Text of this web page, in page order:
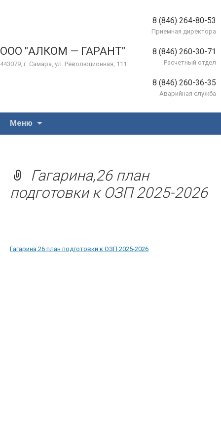
ООО "АЛКОМ — ГАРАНТ"
443079, г. Самара, ул. Революционная, 111
8 (846) 264-80-53
Приемная директора
8 (846) 260-30-71
Расчетный отдел
8 (846) 260-36-35
Аварийная служба
Меню
Гагарина,26 план
подготовки к ОЗП 2025-2026
Гагарина,26 план подготовки к ОЗП 2025-2026